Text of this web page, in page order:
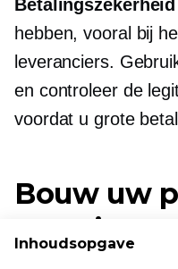
Betalingszekerheid
hebben, vooral bij
leveranciers.
en controleer de
voordat u grote
Bouw uw
sourcing
Inhoudsopgave